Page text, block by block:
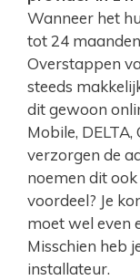
Wanneer het
tot 24
Overstappen
steeds
dit gewoon
Mobile, DELTA,
verzorgen de
noemen dit
voordeel? Je
moet wel even
Misschien heb
installateur.